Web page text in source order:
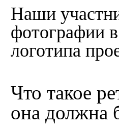
Наши
фотографии
логотипа
Что такое
она должна